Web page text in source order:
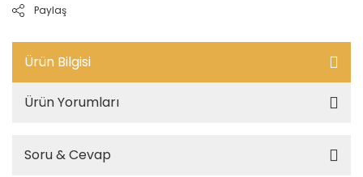
Paylaş
Ürün Bilgisi
Ürün Yorumları
Soru & Cevap